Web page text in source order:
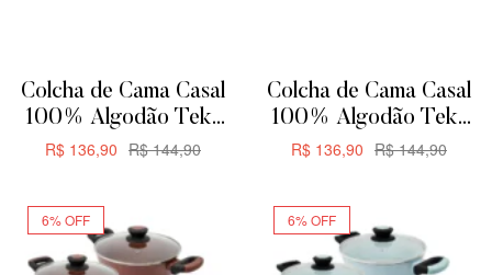
Colcha de Cama Casal
100% Algodão Teka
Allegro Plus –
R$144,90
R$ 136,90
Colcha de Cama Casal
100% Algodão Teka
Allegro Plus –
R$144,90
R$ 136,90
6% OFF 6% OFF